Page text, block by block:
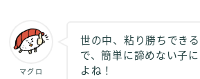
マグロ
世の中、粘り勝ちでき
で、簡単に諦めない子
よね！